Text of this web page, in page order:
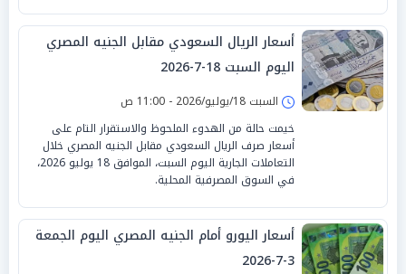
أسعار الريال السعودي مقابل الجنيه المصري
اليوم السبت 18-7-2026
السبت 18/يوليو/2026 - 11:00 ص
خيمت حالة من الهدوء الملحوظ والاستقرار التام على
أسعار صرف الريال السعودي مقابل الجنيه المصري خلال
التعاملات الجارية اليوم السبت، الموافق 18 يوليو 2026،
في السوق المصرفية المحلية.
أسعار اليورو أمام الجنيه المصري اليوم الجمعة
3-7-2026